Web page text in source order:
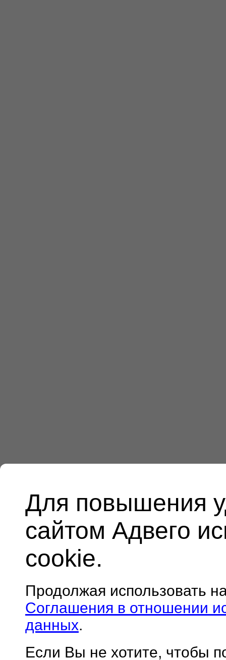
Для повышения
сайтом Адвего
cookie.
Продолжая использовать
Соглашения в отношении
данных.
Если Вы не хотите, чтобы